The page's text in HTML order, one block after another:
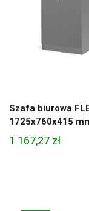
Szafa biurowa
1725x760x415
1 167,27 zł